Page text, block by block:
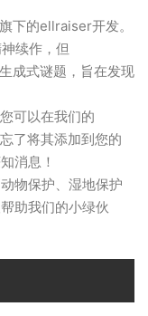
下的ellraiser开发。
续作，但
成式谜题，旨在发现
可以在我们的
了将其添加到您的
消息！
物保护、湿地保护
助我们的小绿伙